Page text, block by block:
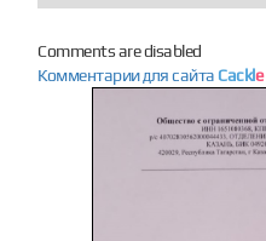
Comments are disabled
Комментарии для сайта Cackle